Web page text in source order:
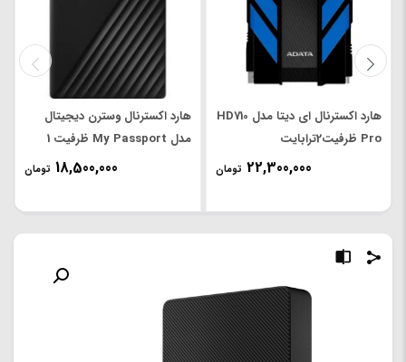
هارد اکسترنال ای دیتا مدل HD710
Pro ظرفیت2ترابایت
22,300,000 تومان
هارد اکسترنال وسترن دیجیتال
مدل My Passport ظرفیت 1
18,500,000 تومان